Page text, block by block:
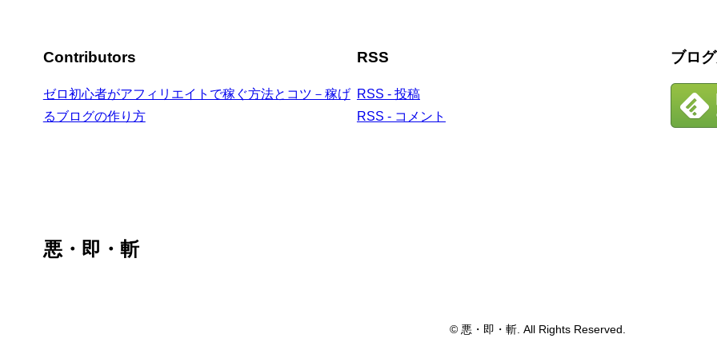
Contributors
ゼロ初心者がアフィリエイトで稼ぐ方法とコツ－稼げ
るブログの作り方
RSS
RSS - 投稿
RSS - コメント
ブロ
悪・即・斬
© 悪・即・斬. All Rights Reserved.